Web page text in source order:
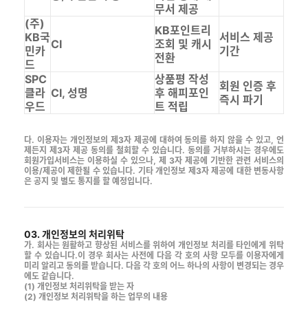
무서 제공
(주)
KB국
민카
드
CI
KB포인트리
조회 및 캐시
전환
서비스 제공
기간
SPC
클라
우드
CI, 성명
상품평 작성
후 해피포인
트 적립
회원 인증 후
즉시 파기
다. 이용자는 개인정보의 제3자 제공에 대하여 동의를 하지 않을 수 있고, 언
제든지 제3자 제공 동의를 철회할 수 있습니다. 동의를 거부하시는 경우에도
회원가입서비스는 이용하실 수 있으나, 제 3자 제공에 기반한 관련 서비스의
이용/제공이 제한될 수 있습니다. 기타 개인정보 제3자 제공에 대한 변동사항
은 공지 및 별도 통지를 할 예정입니다.
03. 개인정보의 처리위탁
가. 회사는 원활하고 향상된 서비스를 위하여 개인정보 처리를 타인에게 위탁
할 수 있습니다.이 경우 회사는 사전에 다음 각 호의 사항 모두를 이용자에게
미리 알리고 동의를 받습니다. 다음 각 호의 어느 하나의 사항이 변경되는 경우
에도 같습니다.
(1) 개인정보 처리위탁을 받는 자
(2) 개인정보 처리위탁을 하는 업무의 내용